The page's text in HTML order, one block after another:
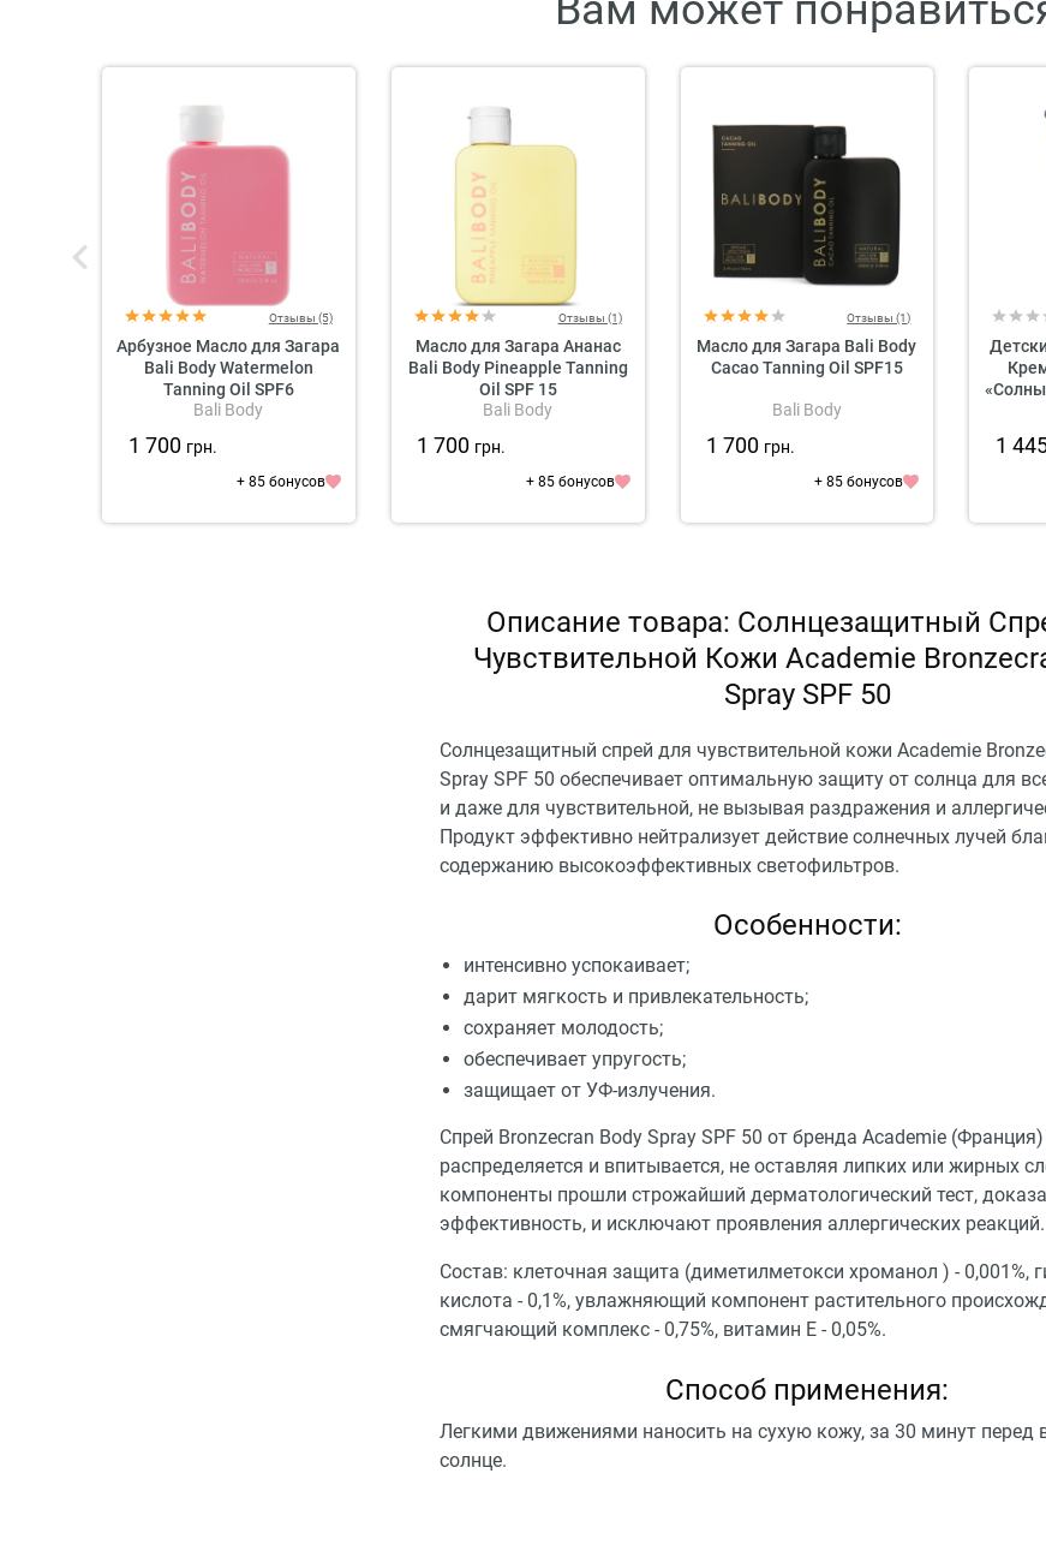
Отзывы (5)
Арбузное Масло для Загара
Bali Body Watermelon
Tanning Oil SPF6
Bali Body
1 700 грн.
+ 85 бонусов
Отзывы (1)
Масло для Загара Ананас
Bali Body Pineapple Tanning
Oil SPF 15
Bali Body
1 700 грн.
+ 85 бонусов
Отзывы (1)
Масло для Загара Bali Body
Cacao Tanning Oil SPF15
Bali Body
1 700 грн.
+ 85 бонусов
1
Описание товара: Солнцезащитный
Чувствительной Кожи Academie
Spray SPF 50
Солнцезащитный спрей для чувствительной кожи Academie
Spray SPF 50 обеспечивает оптимальную защиту от солнца для
и даже для чувствительной, не вызывая раздражения и
Продукт эффективно нейтрализует действие солнечных лучей
содержанию высокоэффективных светофильтров.
Особенности:
интенсивно успокаивает;
дарит мягкость и привлекательность;
сохраняет молодость;
обеспечивает упругость;
защищает от УФ-излучения.
Спрей Bronzecran Body Spray SPF 50 от бренда Academie
распределяется и впитывается, не оставляя липких или жирных
компоненты прошли строжайший дерматологический тест,
эффективность, и исключают проявления аллергических реакций.
Состав: клеточная защита (диметилметокси хроманол ) - 0,001%,
кислота - 0,1%, увлажняющий компонент растительного
смягчающий комплекс - 0,75%, витамин E - 0,05%.
Способ применения:
Легкими движениями наносить на сухую кожу, за 30 минут перед
солнце.